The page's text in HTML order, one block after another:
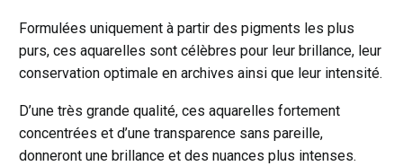
Série
1
Formulées uniquement à partir des pigments les plus
purs, ces aquarelles sont célèbres pour leur brillance, leur
conservation optimale en archives ainsi que leur intensité.
D’une très grande qualité, ces aquarelles fortement
concentrées et d’une transparence sans pareille,
donneront une brillance et des nuances plus intenses.